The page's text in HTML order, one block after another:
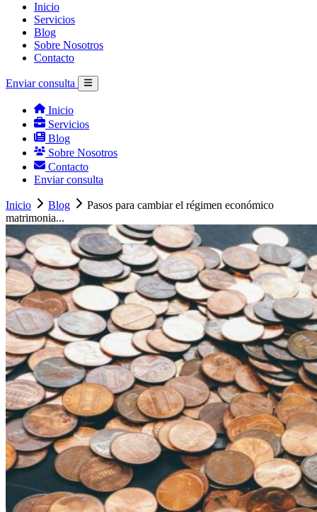
Inicio
Servicios
Blog
Sobre Nosotros
Contacto
Enviar consulta
Inicio
Servicios
Blog
Sobre Nosotros
Contacto
Enviar consulta
Inicio Blog
Pasos para cambiar el régimen económico
matrimonia...